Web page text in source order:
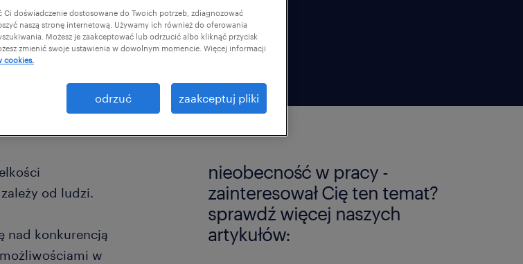
od ludzi.
nad konkurencją
w
nieobecność w pracy -
zainteresował Cię ten temat?
sprawdź więcej naszych
artykułów:
Ci doświadczenie dostosowane do Twoich potrzeb, zdiagnozować
naszą stronę internetową. Używamy ich również do oferowania
Możesz je zaakceptować lub odrzucić albo kliknąć przycisk
zmienić swoje ustawienia w dowolnym momencie. Więcej informacji
cookies.
odrzuć zaakceptuj pliki